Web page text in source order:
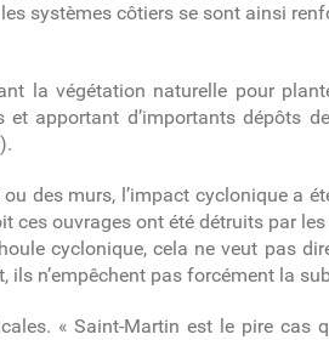
systèmes côtiers se sont ainsi
la végétation naturelle pour
apportant d’importants dépôts
des murs, l’impact cyclonique a
ces ouvrages ont été détruits par
cyclonique, cela ne veut pas
n’empêchent pas forcément la
« Saint-Martin est le pire cas